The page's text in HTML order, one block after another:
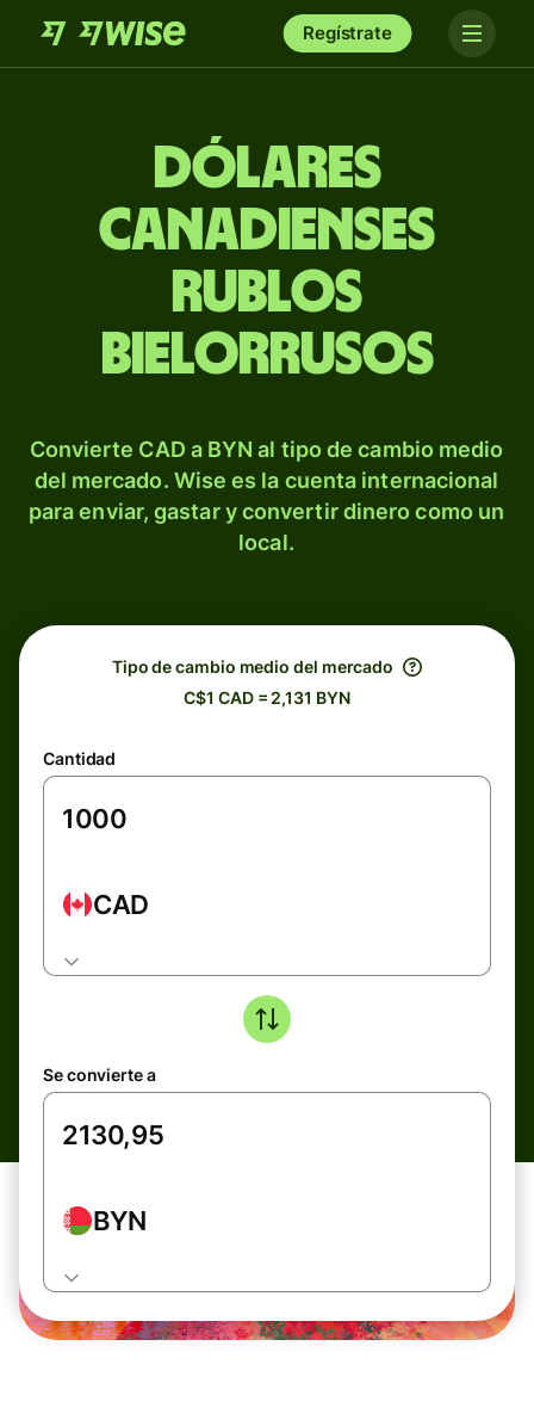
Regístrate
Dólares
canadienses
rublos
bielorrusos
Convierte CAD a BYN al tipo de cambio medio
del mercado. Wise es la cuenta internacional
para enviar, gastar y convertir dinero como un
local.
Tipo de cambio medio del mercado
C$1 CAD = 2,131 BYN
Cantidad
CAD
Se convierte a
BYN